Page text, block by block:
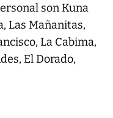
son Kuna
Las Mañanitas,
La Cabima,
El Dorado,